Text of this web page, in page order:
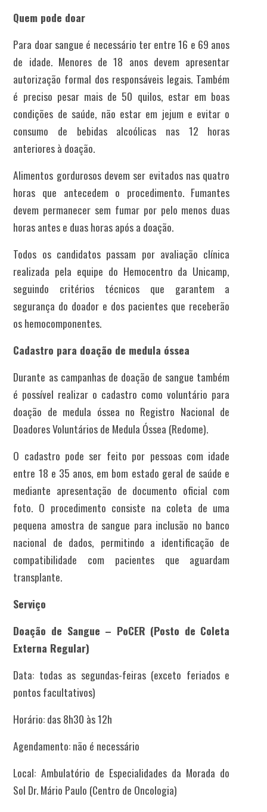
Quem pode doar
Para doar sangue é necessário ter entre 16 e 69 anos
de idade. Menores de 18 anos devem apresentar
autorização formal dos responsáveis legais. Também
é preciso pesar mais de 50 quilos, estar em boas
condições de saúde, não estar em jejum e evitar o
consumo de bebidas alcoólicas nas 12 horas
anteriores à doação.
Alimentos gordurosos devem ser evitados nas quatro
horas que antecedem o procedimento. Fumantes
devem permanecer sem fumar por pelo menos duas
horas antes e duas horas após a doação.
Todos os candidatos passam por avaliação clínica
realizada pela equipe do Hemocentro da Unicamp,
seguindo critérios técnicos que garantem a
segurança do doador e dos pacientes que receberão
os hemocomponentes.
Cadastro para doação de medula óssea
Durante as campanhas de doação de sangue também
é possível realizar o cadastro como voluntário para
doação de medula óssea no Registro Nacional de
Doadores Voluntários de Medula Óssea (Redome).
O cadastro pode ser feito por pessoas com idade
entre 18 e 35 anos, em bom estado geral de saúde e
mediante apresentação de documento oficial com
foto. O procedimento consiste na coleta de uma
pequena amostra de sangue para inclusão no banco
nacional de dados, permitindo a identificação de
compatibilidade com pacientes que aguardam
transplante.
Serviço
Doação de Sangue – PoCER (Posto de Coleta
Externa Regular)
Data: todas as segundas-feiras (exceto feriados e
pontos facultativos)
Horário: das 8h30 às 12h
Agendamento: não é necessário
Local: Ambulatório de Especialidades da Morada do
Sol Dr. Mário Paulo (Centro de Oncologia)